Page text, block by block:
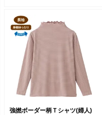
強撚ボーダー柄Ｔシャツ(婦人)